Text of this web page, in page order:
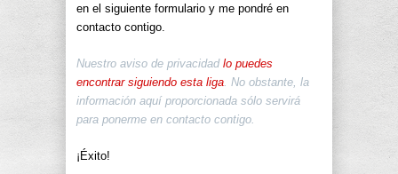
en el siguiente formulario y me pondré en
contacto contigo.
Nuestro aviso de privacidad lo puedes
encontrar siguiendo esta liga . No obstante, la
información aquí proporcionada sólo servirá
para ponerme en contacto contigo.
¡Éxito!